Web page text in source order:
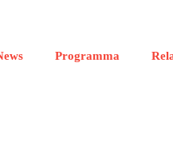
Programma